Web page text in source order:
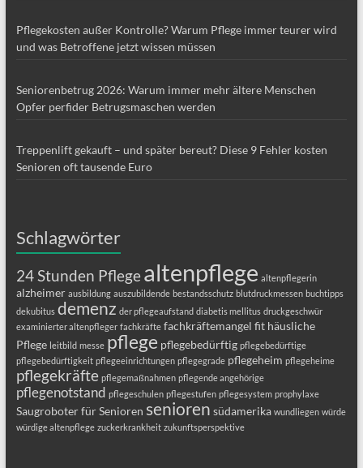
Pflegekosten außer Kontrolle? Warum Pflege immer teurer wird
und was Betroffene jetzt wissen müssen
Seniorenbetrug 2026: Warum immer mehr ältere Menschen
Opfer perfider Betrugsmaschen werden
Treppenlift gekauft – und später bereut? Diese 9 Fehler kosten
Senioren oft tausende Euro
Schlagwörter
24 Stunden Pflegealtenpflege altenpflegerin
alzheimer ausbildung auszubildende bestandsschutz blutdruckmessen buchtipps
dekubitus demenz der pflegeaufstand diabetis mellitus druckgeschwür
examinierter altenpfleger fachkräfte fachkräftemangel fit häusliche
Pflege leitbild messe pflege pflegebedürftig pflegebedürftige
pflegebedürftigkeit pflegeeinrichtungen pflegegrade pflegeheim pflegeheime
pflegekräfte pflegemaßnahmen pflegende angehörige
pflegenotstand pflegeschulen pflegestufen pflegesystem prophylaxe
Saugroboter für Senioren senioren südamerika wundliegen würde
würdige altenpflege zuckerkrankheit zukunftsperspektive